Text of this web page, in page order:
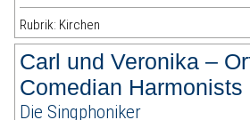
Rubrik: Kirchen
Carl und Veronika –
Comedian Harmonists
Die Singphoniker